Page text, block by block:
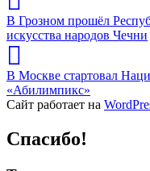
В Грозном прошёл
искусства народов Чечни
В Москве стартовал
«Абилимпикс»
Сайт работает на
Спасибо!